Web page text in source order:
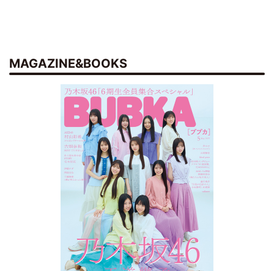
MAGAZINE&BOOKS